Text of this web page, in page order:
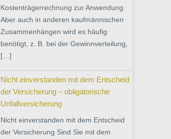
Kostenträgerrechnung zur Anwendung.
Aber auch in anderen kaufmännischen
Zusammenhängen wird es häufig
benötigt, z. B. bei der Gewinnverteilung,
[…]
Nicht einverstanden mit dem Entscheid
der Versicherung – obligatorische
Unfallversicherung
Nicht einverstanden mit dem Entscheid
der Versicherung Sind Sie mit dem